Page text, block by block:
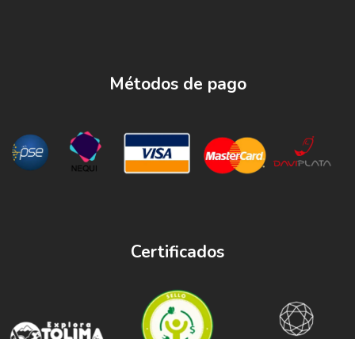
Métodos de pago
Certificados